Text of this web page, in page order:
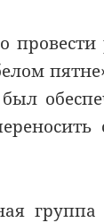
группа